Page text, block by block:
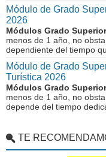
Módulo de Grado
2026
Módulos Grado
menos de 1 año, no
dependiente del tiempo
Módulo de Grado
Turística 2026
Módulos Grado
menos de 1 año, no
depende del tiempo
TE